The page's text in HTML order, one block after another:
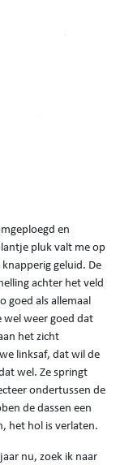
en
pluk valt me op
geluid. De
achter het veld
goed als allemaal
wel weer goed dat
het zicht
linksaf, dat wil de
wel. Ze springt
ondertussen de
de dassen een
het hol is verlaten.
nu, zoek ik naar